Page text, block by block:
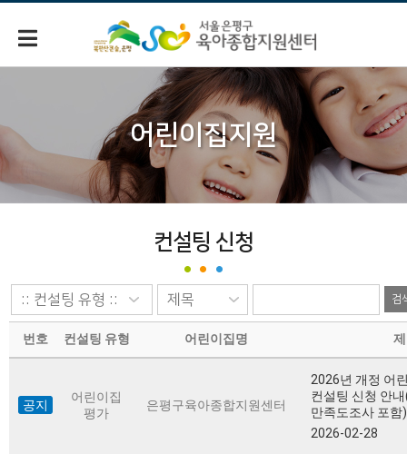
어린이집지원
컨설팅 신청
검
번호 컨설팅 유형 어린이집명
공지
어린이집
평가
은평구육아종합지원센터
2026년 개정 어
컨설팅 신청 안
만족도조사 포함)
2026-02-28